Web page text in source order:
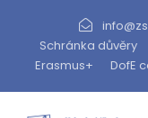
Schránka důvěry
Erasmus+
DofE